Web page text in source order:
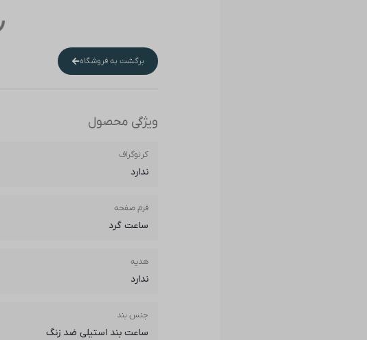
برگشت به فروشگاه
ویژگی محصول
کرنوگراف
ندارد
فرم صفحه
ساعت گرد
هدیه
ندارد
جنس بند
ساعت بند استیلی ضد زنگ